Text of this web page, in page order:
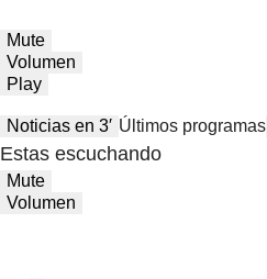
Mute
Volumen
Play
Noticias en 3′ Últimos programas
Estas escuchando
Mute
Volumen